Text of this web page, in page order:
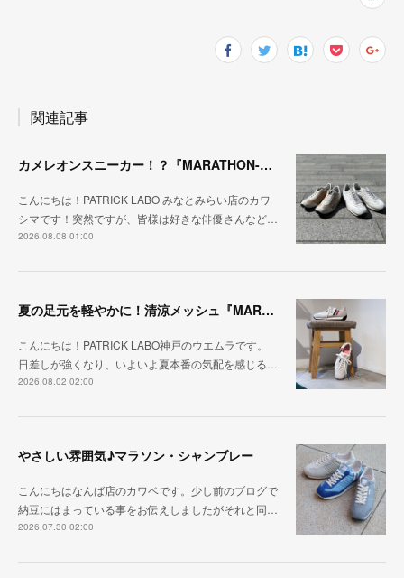
関連記事
カメレオンスニーカー！？『MARATHON-NTRAL』『STADIUM-NTRAL』
こんにちは！PATRICK LABO みなとみらい店のカワ
シマです！突然ですが、皆様は好きな俳優さんなど…
2026.08.08 01:00
夏の足元を軽やかに！清涼メッシュ『MARATHON-ME2』
こんにちは！PATRICK LABO神戸のウエムラです。
日差しが強くなり、いよいよ夏本番の気配を感じる…
2026.08.02 02:00
やさしい雰囲気♪マラソン・シャンブレー
こんにちはなんば店のカワベです。少し前のブログで
納豆にはまっている事をお伝えしましたがそれと同…
2026.07.30 02:00